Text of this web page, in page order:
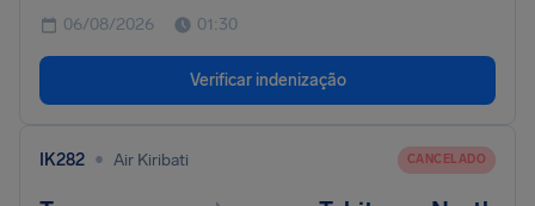
06/08/2026 01:30
Verificar indenização
IK282 • Air Kiribati CANCELADO